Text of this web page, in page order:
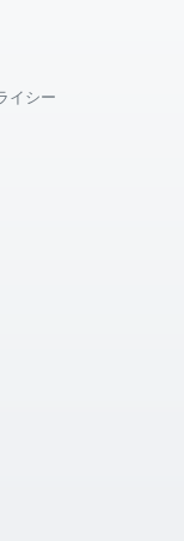
イシー